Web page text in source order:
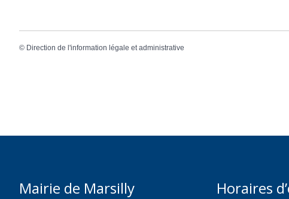
© Direction de l'information légale et administrative
Mairie de Marsilly
Horaires